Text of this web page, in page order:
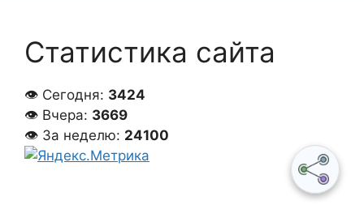
Статистика сайта
👁 Сегодня: 3424
👁 Вчера: 3669
👁 За неделю: 24100